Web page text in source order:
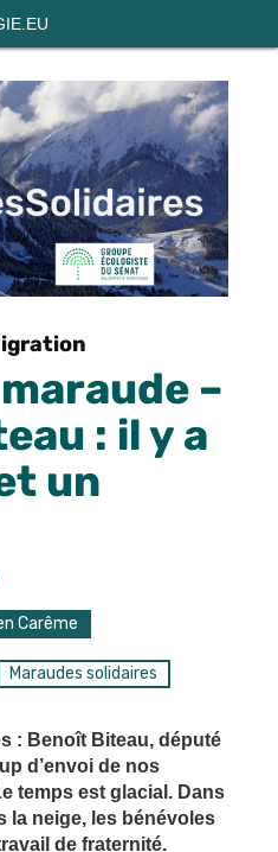
–
: il y a
un
Carême
Maraudes solidaires
: Benoît Biteau, député
d’envoi de nos
temps est glacial. Dans
la neige, les bénévoles
de fraternité.